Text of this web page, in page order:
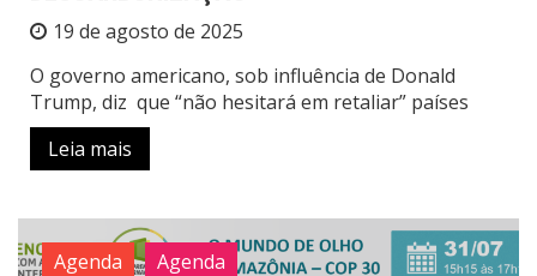
19 de agosto de 2025
O governo americano, sob influência de Donald
Trump, diz que “não hesitará em retaliar” países
Leia mais
Agenda Agenda